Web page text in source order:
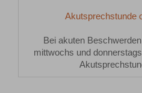
Akutsprechstunde
Bei akuten
mittwochs und